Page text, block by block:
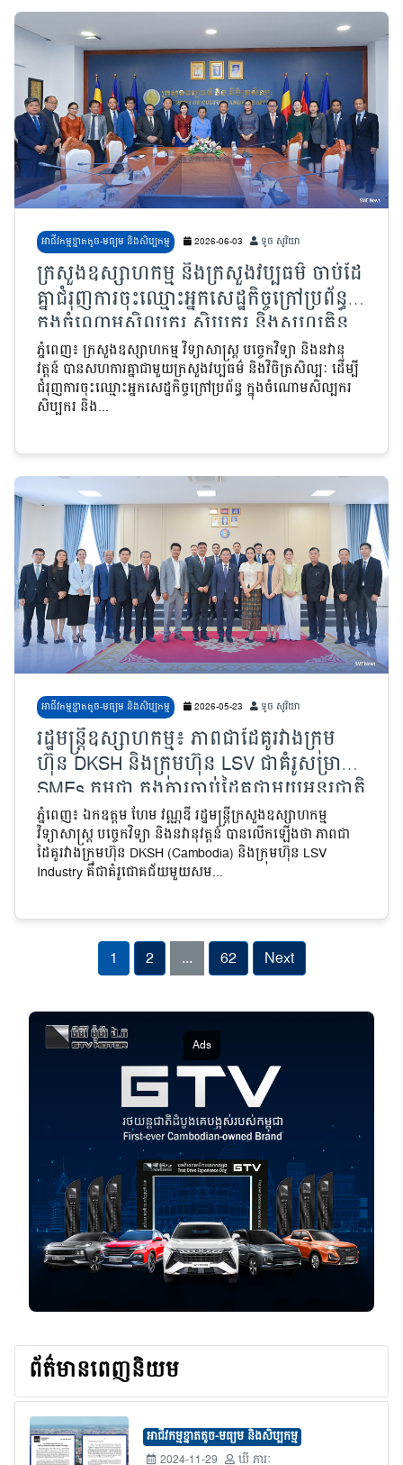
អាជីវកម្មខ្នាតតូច-មធ្យម និងសិប្បកម្ម 2026-06-03 ទូច សូរិយា
ក្រសួងឧស្សាហកម្ម និងក្រសួងវប្បធម៌ ចាប់ដៃ
គ្នាជំរុញការចុះឈ្មោះអ្នកសេដ្ឋកិច្ចក្រៅប្រព័ន្ធ
ក្នុងចំណោមសិល្បករ សិប្បករ និងសហគ្រិន
វប្បធម៌
ភ្នំពេញ៖ ក្រសួងឧស្សាហកម្ម វិទ្យាសាស្ត្រ បច្ចេកវិទ្យា និងនវានុ
វត្តន៍ បានសហការគ្នាជាមួយក្រសួងវប្បធម៌ និងវិចិត្រសិល្បៈ ដើម្បី
ជំរុញការចុះឈ្មោះអ្នកសេដ្ឋកិច្ចក្រៅប្រព័ន្ធ ក្នុងចំណោមសិល្បករ
សិប្បករ និង...
អាជីវកម្មខ្នាតតូច-មធ្យម និងសិប្បកម្ម 2026-05-23 ទូច សូរិយា
រដ្ឋមន្ត្រីឧស្សាហកម្ម៖ ភាពជាដៃគូរវាងក្រុម
ហ៊ុន DKSH និងក្រុមហ៊ុន LSV ជាគំរូសម្រាប់
SMEs កម្ពុជា ក្នុងការចាប់ដៃគូជាមួយអន្តរជាតិ
ភ្នំពេញ៖ ឯកឧត្តម ហែម វណ្ណឌី រដ្ឋមន្ត្រីក្រសួងឧស្សាហកម្ម
វិទ្យាសាស្ត្រ បច្ចេកវិទ្យា និងនវានុវត្តន៍ បានលើកឡើងថា ភាពជា
ដៃគូរវាងក្រុមហ៊ុន DKSH (Cambodia) និងក្រុមហ៊ុន LSV
Industry គឺជាគំរូជោគជ័យមួយសម...
1 2 ... 62 Next
ព័ត៌មានពេញនិយម
អាជីវកម្មខ្នាតតូច-មធ្យម និងសិប្បកម្ម
2024-11-29
ឃី ភារៈ